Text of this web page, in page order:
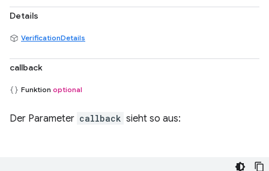
Details
VerificationDetails
callback
Funktion optional
Der Parameter callback sieht so aus: